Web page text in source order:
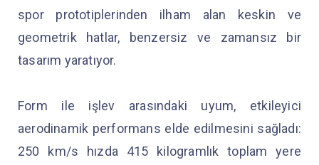
spor prototiplerinden ilham alan keskin ve
geometrik hatlar, benzersiz ve zamansız bir
tasarım yaratıyor.
Form ile işlev arasındaki uyum, etkileyici
aerodinamik performans elde edilmesini sağladı:
250 km/s hızda 415 kilogramlık toplam yere